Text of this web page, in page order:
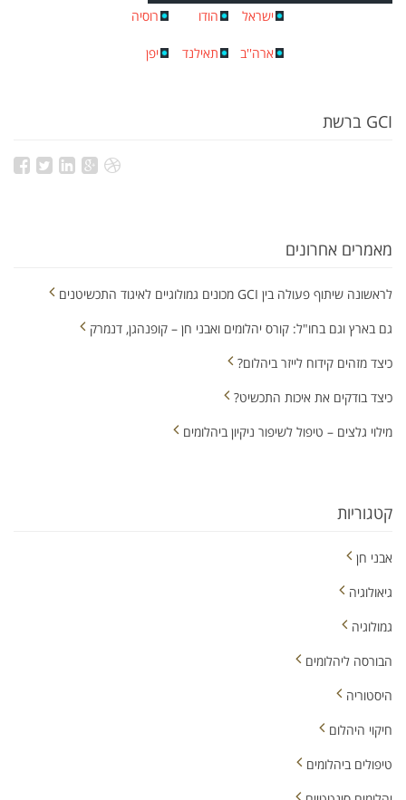
ישראל הודו רוסיה
ארה''ב תאילנד יפן
GCI ברשת
מאמרים אחרונים
לראשונה שיתוף פעולה בין GCI מכונים גמולוגיים לאיגוד התכשיטנים
גם בארץ וגם בחו"ל: קורס יהלומים ואבני חן – קופנהגן, דנמרק
כיצד מזהים קידוח לייזר ביהלום?
כיצד בודקים את איכות התכשיט?
מילוי גלצים – טיפול לשיפור ניקיון ביהלומים
קטגוריות
אבני חן
גיאולוגיה
גמולוגיה
הבורסה ליהלומים
היסטוריה
חיקוי היהלום
טיפולים ביהלומים